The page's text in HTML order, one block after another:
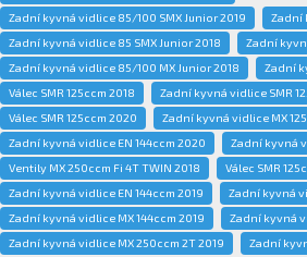
Zadní kyvná vidlice 85/100 SMX Junior 2019
Zadní
Zadní kyvná vidlice 85 SMX Junior 2018
Zadní
Zadní kyvná vidlice 85/100 MX Junior 2018
Zadní
Válec SMR 125ccm 2018
Zadní kyvná vidlice SMR
Válec SMR 125ccm 2020
Zadní kyvná vidlice MX
Zadní kyvná vidlice EN 144ccm 2020
Zadní kyvná
Ventily MX 250ccm Fi 4T TWIN 2018
Válec SMR
Zadní kyvná vidlice EN 144ccm 2019
Zadní kyvná
Zadní kyvná vidlice MX 144ccm 2019
Zadní kyvná
Zadní kyvná vidlice MX 250ccm 2T 2019
Zadní